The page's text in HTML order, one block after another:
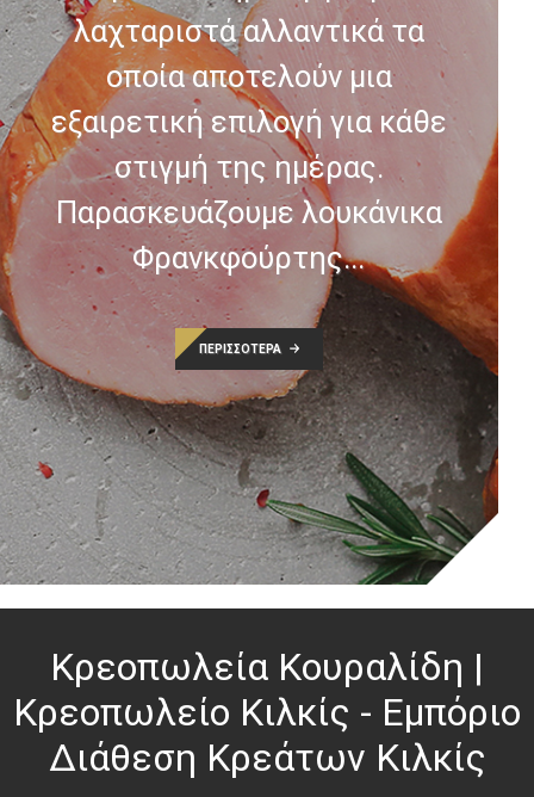
λαχταριστά αλλαντικά τα
οποία αποτελούν μια
εξαιρετική επιλογή για κάθε
στιγμή της ημέρας.
Παρασκευάζουμε λουκάνικα
Φρανκφούρτης...
ΠΕΡΙΣΣΟΤΕΡΑ
Κρεοπωλεία Κουραλίδη |
Κρεοπωλείο Κιλκίς - Εμπόριο
Διάθεση Κρεάτων Κιλκίς